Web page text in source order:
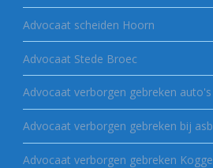
Advocaat scheiden Hoorn
Advocaat Stede Broec
Advocaat verborgen gebreken auto's
Advocaat verborgen gebreken bij
Advocaat verborgen gebreken